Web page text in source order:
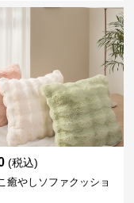
(税込)
癒やしソファクッショ